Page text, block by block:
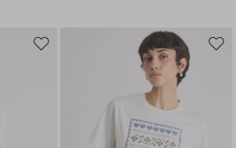
Sposta